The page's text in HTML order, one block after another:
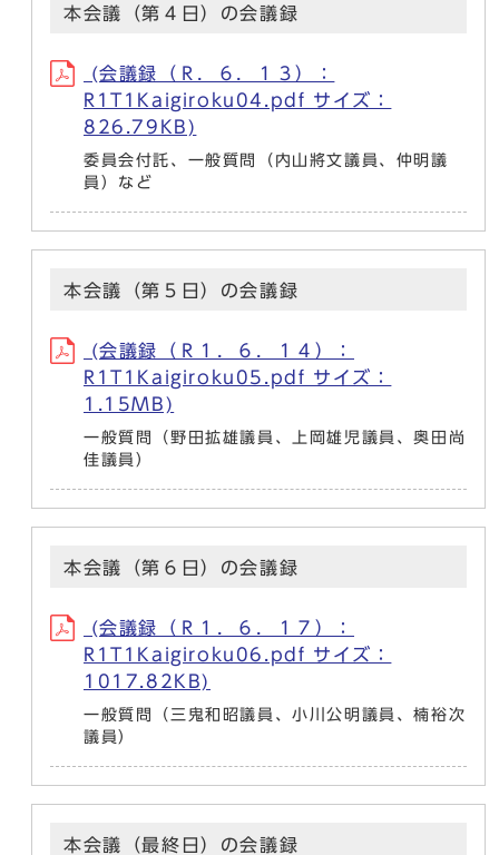
本会議（第４日）の会議録
(会議録（Ｒ．６．１３）：
R1T1Kaigiroku04.pdf サイズ：
826.79KB)
委員会付託、一般質問（内山將文議員、仲明議
員）など
本会議（第５日）の会議録
(会議録（Ｒ１．６．１４）：
R1T1Kaigiroku05.pdf サイズ：
1.15MB)
一般質問（野田拡雄議員、上岡雄児議員、奥田尚
佳議員）
本会議（第６日）の会議録
(会議録（Ｒ１．６．１７）：
R1T1Kaigiroku06.pdf サイズ：
1017.82KB)
一般質問（三鬼和昭議員、小川公明議員、楠裕次
議員）
本会議（最終日）の会議録